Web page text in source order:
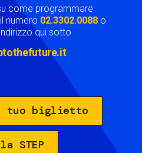
come programmare
numero 02.3302.0088 o
qui sotto
tuo biglietto
STEP